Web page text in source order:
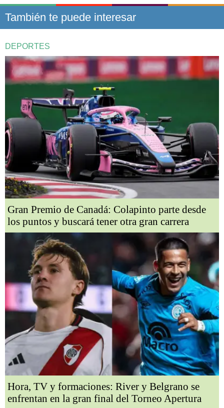
También te puede interesar
DEPORTES
Gran Premio de Canadá: Colapinto parte desde
los puntos y buscará tener otra gran carrera
Hora, TV y formaciones: River y Belgrano se
enfrentan en la gran final del Torneo Apertura